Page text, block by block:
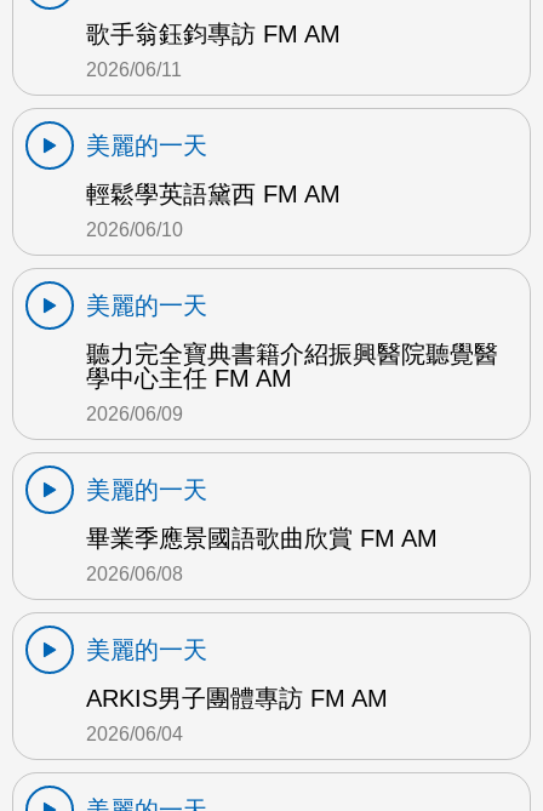
歌手翁鈺鈞專訪 FM AM
2026/06/11
美麗的一天
輕鬆學英語黛西 FM AM
2026/06/10
美麗的一天
聽力完全寶典書籍介紹振興醫院聽覺醫
學中心主任 FM AM
2026/06/09
美麗的一天
畢業季應景國語歌曲欣賞 FM AM
2026/06/08
美麗的一天
ARKIS男子團體專訪 FM AM
2026/06/04